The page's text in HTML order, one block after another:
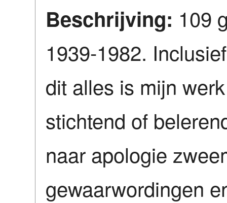
Beschrijving: 109
1939-1982.
dit alles is mijn
stichtend of
naar apologie
gewaarwordingen